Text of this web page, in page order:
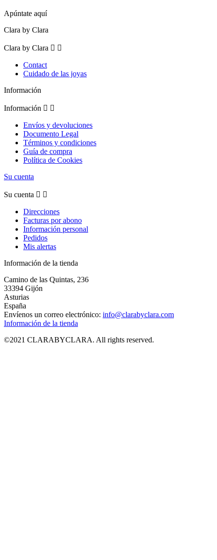
Apúntate aquí
Clara by Clara
Clara by Clara  
Contact
Cuidado de las joyas
Información
Información  
Envíos y devoluciones
Documento Legal
Términos y condiciones
Guía de compra
Política de Cookies
Su cuenta
Su cuenta  
Direcciones
Facturas por abono
Información personal
Pedidos
Mis alertas
Información de la tienda
Camino de las Quintas, 236
33394 Gijón
Asturias
España
Envíenos un correo electrónico: info@clarabyclara.com
Información de la tienda
©2021 CLARABYCLARA. All rights reserved.